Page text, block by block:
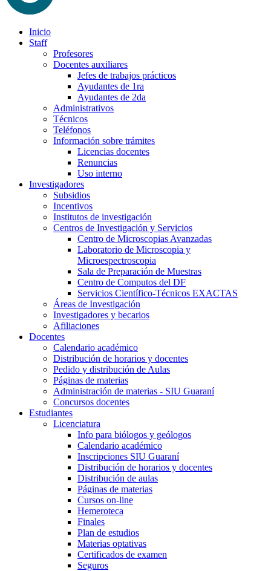
Inicio
Staff
Profesores
Docentes auxiliares
Jefes de trabajos prácticos
Ayudantes de 1ra
Ayudantes de 2da
Administrativos
Técnicos
Teléfonos
Información sobre trámites
Licencias docentes
Renuncias
Uso interno
Investigadores
Subsidios
Incentivos
Institutos de investigación
Centros de Investigación y Servicios
Centro de Microscopias Avanzadas
Laboratorio de Microscopia y
Microespectroscopia
Sala de Preparación de Muestras
Centro de Computos del DF
Servicios Científico-Técnicos EXACTAS
Áreas de Investigación
Investigadores y becarios
Afiliaciones
Docentes
Calendario académico
Distribución de horarios y docentes
Pedido y distribución de Aulas
Páginas de materias
Administración de materias - SIU Guaraní
Concursos docentes
Estudiantes
Licenciatura
Info para biólogos y geólogos
Calendario académico
Inscripciones SIU Guaraní
Distribución de horarios y docentes
Distribución de aulas
Páginas de materias
Cursos on-line
Hemeroteca
Finales
Plan de estudios
Materias optativas
Certificados de examen
Seguros